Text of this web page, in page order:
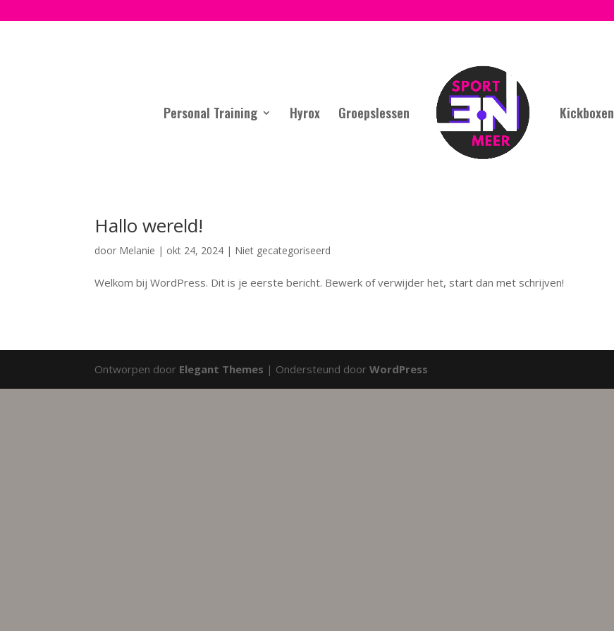
Personal Training Hyrox Groepslessen Kickboxen
Hallo wereld!
door Melanie | okt 24, 2024 | Niet gecategoriseerd
Welkom bij WordPress. Dit is je eerste bericht. Bewerk of verwijder het, start dan met schrijven!
Ontworpen door Elegant Themes | Ondersteund doorWordPress